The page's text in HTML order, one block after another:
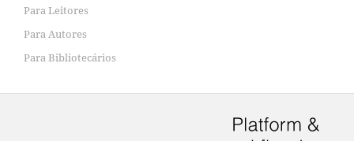
Para Leitores
Para Autores
Para Bibliotecários